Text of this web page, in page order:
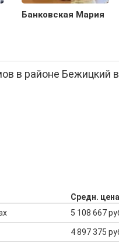
Банковская Мария
в районе Бежицкий
Средн. цена
5 108 667
4 897 375